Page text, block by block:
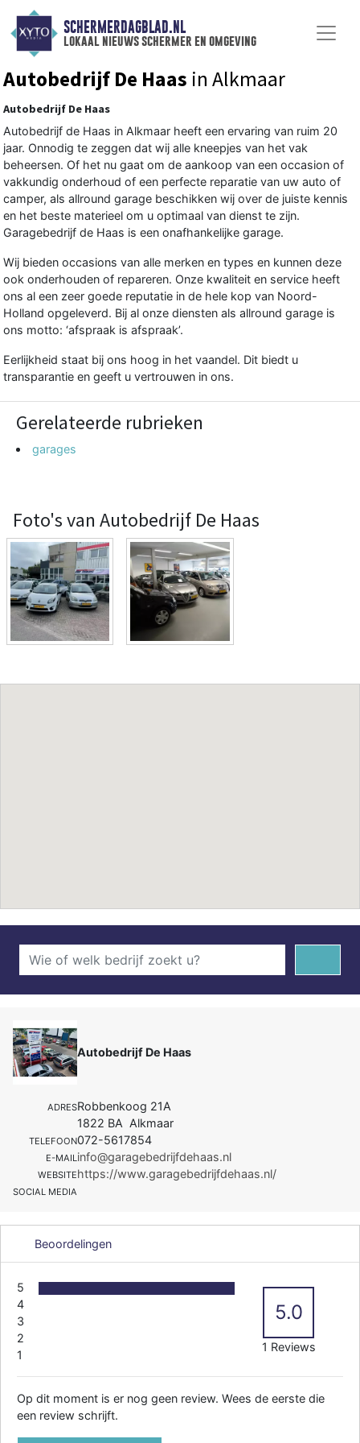
SCHERMERDAGBLAD.NL
lokaal nieuws schermer en omgeving
Autobedrijf De Haas in Alkmaar
Autobedrijf De Haas
Autobedrijf de Haas in Alkmaar heeft een ervaring van ruim 20
jaar. Onnodig te zeggen dat wij alle kneepjes van het vak
beheersen. Of het nu gaat om de aankoop van een occasion of
vakkundig onderhoud of een perfecte reparatie van uw auto of
camper, als allround garage beschikken wij over de juiste kennis
en het beste materieel om u optimaal van dienst te zijn.
Garagebedrijf de Haas is een onafhankelijke garage.
Wij bieden occasions van alle merken en types en kunnen deze
ook onderhouden of repareren. Onze kwaliteit en service heeft
ons al een zeer goede reputatie in de hele kop van Noord-
Holland opgeleverd. Bij al onze diensten als allround garage is
ons motto: ‘afspraak is afspraak’.
Eerlijkheid staat bij ons hoog in het vaandel. Dit biedt u
transparantie en geeft u vertrouwen in ons.
Gerelateerde rubrieken
garages
Foto's van Autobedrijf De Haas
Autobedrijf De Haas
ADRESRobbenkoog 21A
1822 BA Alkmaar
TELEFOON072-5617854
E-MAILinfo@garagebedrijfdehaas.nl
WEBSITEhttps://www.garagebedrijfdehaas.nl/
SOCIAL MEDIA
Beoordelingen
5
4
3
2
1
5.0
1 Reviews
Op dit moment is er nog geen review. Wees de eerste die
een review schrijft.